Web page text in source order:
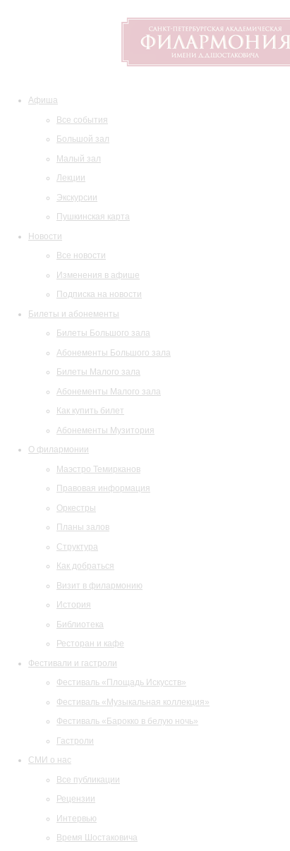
Афиша
Все события
Большой зал
Малый зал
Лекции
Экскурсии
Пушкинская карта
Новости
Все новости
Изменения в афише
Подписка на новости
Билеты и абонементы
Билеты Большого зала
Абонементы Большого зала
Билеты Малого зала
Абонементы Малого зала
Как купить билет
Абонементы Музитория
О филармонии
Маэстро Темирканов
Правовая информация
Оркестры
Планы залов
Структура
Как добраться
Визит в филармонию
История
Библиотека
Ресторан и кафе
Фестивали и гастроли
Фестиваль «Площадь Искусств»
Фестиваль «Музыкальная коллекция»
Фестиваль «Барокко в белую ночь»
Гастроли
СМИ о нас
Все публикации
Рецензии
Интервью
Время Шостаковича